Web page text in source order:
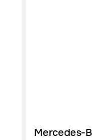
Mercedes-